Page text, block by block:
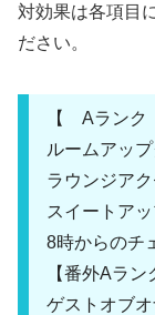
対効果は各項目
ださい。
【 Aランク
ルームアッ
ラウンジアク
スイートア
8時からのチ
【番外Aラン
ゲストオブ